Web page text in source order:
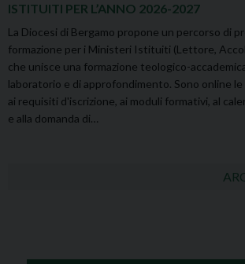
ISTITUITI PER L’ANNO 2026-2027
La Diocesi di Bergamo propone un percorso di
formazione per i Ministeri Istituiti (Lettore,
che unisce una formazione teologico-
laboratorio e di approfondimento. Sono online
ai requisiti d'iscrizione, ai moduli formativi, al
e alla domanda di…